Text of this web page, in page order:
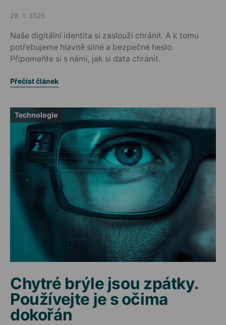
Posted on
28. 1. 2025
Naše digitální identita si zaslouží chránit. A k tomu
potřebujeme hlavně silné a bezpečné heslo.
Připomeňte si s námi, jak si data chránit.
Přečíst článek
Technologie
Chytré brýle jsou zpátky.
Používejte je s očima
dokořán